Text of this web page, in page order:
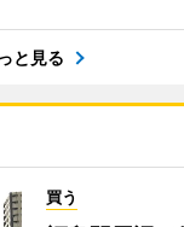
と見る
買う